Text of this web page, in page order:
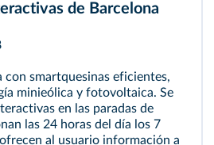
de Barcelona
con smartquesinas eficientes,
minieólica y fotovoltaica. Se
en las paradas de
las 24 horas del día los 7
al usuario información a